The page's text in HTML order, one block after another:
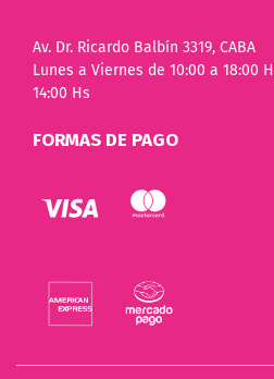
Av. Dr. Ricardo Balbín 3319, CABA
Lunes a Viernes de 10:00 a 18:00
14:00 Hs
FORMAS DE PAGO